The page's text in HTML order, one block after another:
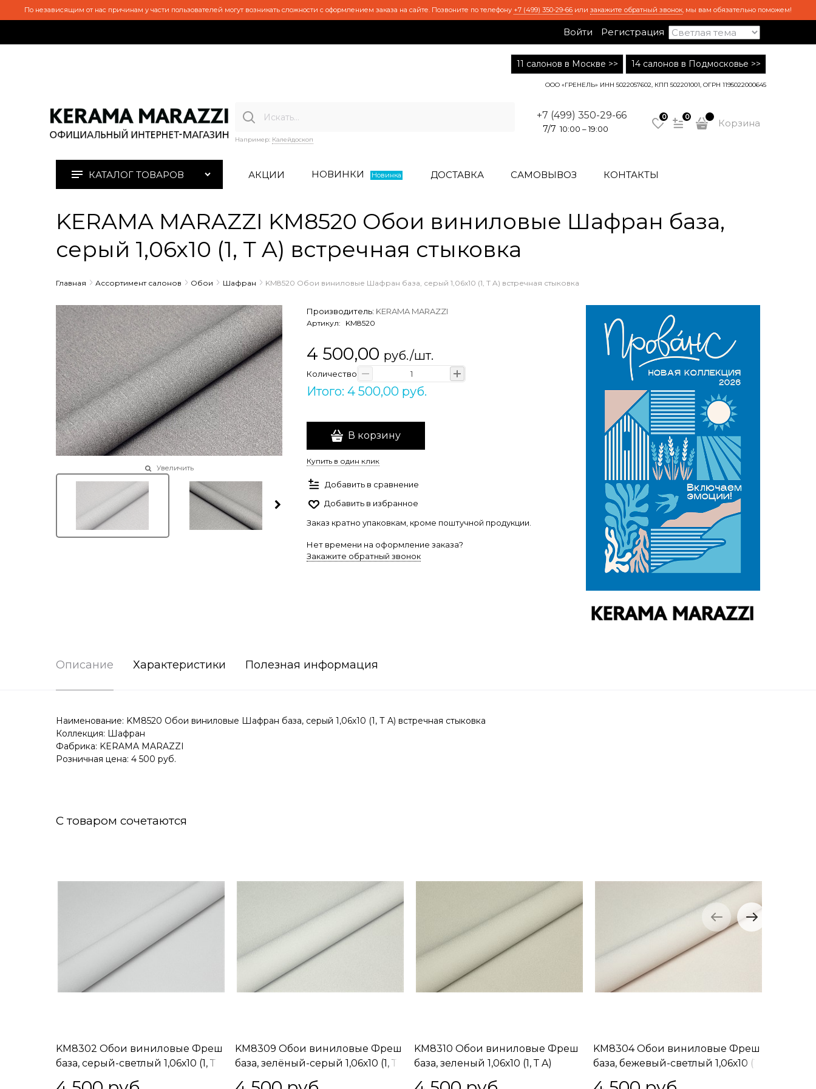
По независящим от нас причинам у части пользователей могут возникать сложности с оформлением заказа на сайте. Позвоните по телефону +7 (499) 350-29-66 или закажите обратный звонок, мы вам обязательно поможем!
Войти Регистрация
11 салонов в Москве >> 14 салонов в Подмосковье >>
ООО «ГРЕНЕЛЬ» ИНН 5022057602, КПП 502201001, ОГРН 1195022000645
Например: Калейдоскоп
+7 (499) 350-29-66
7/7 10:00 – 19:00
0 0
Корзина
КАТАЛОГ ТОВАРОВ АКЦИИ НОВИНКИ Новинка ДОСТАВКА САМОВЫВОЗ КОНТАКТЫ
KERAMA MARAZZI KM8520 Обои виниловые Шафран база,
серый 1,06х10 (1, Т A) встречная стыковка
Главная Ассортимент салонов Обои Шафран KM8520 Обои виниловые Шафран база, серый 1,06х10 (1, Т A) встречная стыковка
Увеличить
Производитель: KERAMA MARAZZI
Артикул: KM8520
4 500,00 руб./шт.
Количество
Итого: 4 500,00 руб.
В корзину
Купить в один клик
Добавить в сравнение
Добавить в избранное
Заказ кратно упаковкам, кроме поштучной продукции.
Нет времени на оформление заказа?
Закажите обратный звонок
Описание Характеристики Полезная информация
Наименование: KM8520 Обои виниловые Шафран база, серый 1,06х10 (1, Т A) встречная стыковка
Коллекция: Шафран
Фабрика: KERAMA MARAZZI
Розничная цена: 4 500 руб.
С товаром сочетаются
KM8302 Обои виниловые Фреш
база, серый-светлый 1,06х10 (1, Т
A) встречная стыковка
KM8309 Обои виниловые Фреш
база, зелёный-серый 1,06х10 (1, Т
A) встречная стыковка
KM8310 Обои виниловые Фреш
база, зеленый 1,06х10 (1, Т A)
встречная стыковка
KM8304 Обои виниловые Фреш
база, бежевый-светлый 1,06х10 (1,
Т B) встречная стыковка